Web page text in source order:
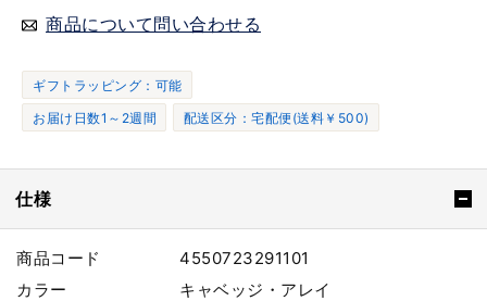
商品について問い合わせる
ギフトラッピング：可能
お届け日数1～2週間
配送区分：宅配便(送料￥500)
仕様
商品コード
4550723291101
カラー
キャベッジ・アレイ